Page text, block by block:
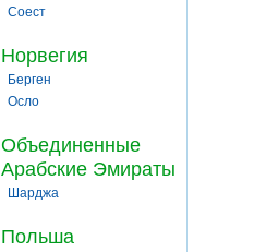
Соест
Норвегия
Берген
Осло
Объединенные
Арабские Эмираты
Шарджа
Польша